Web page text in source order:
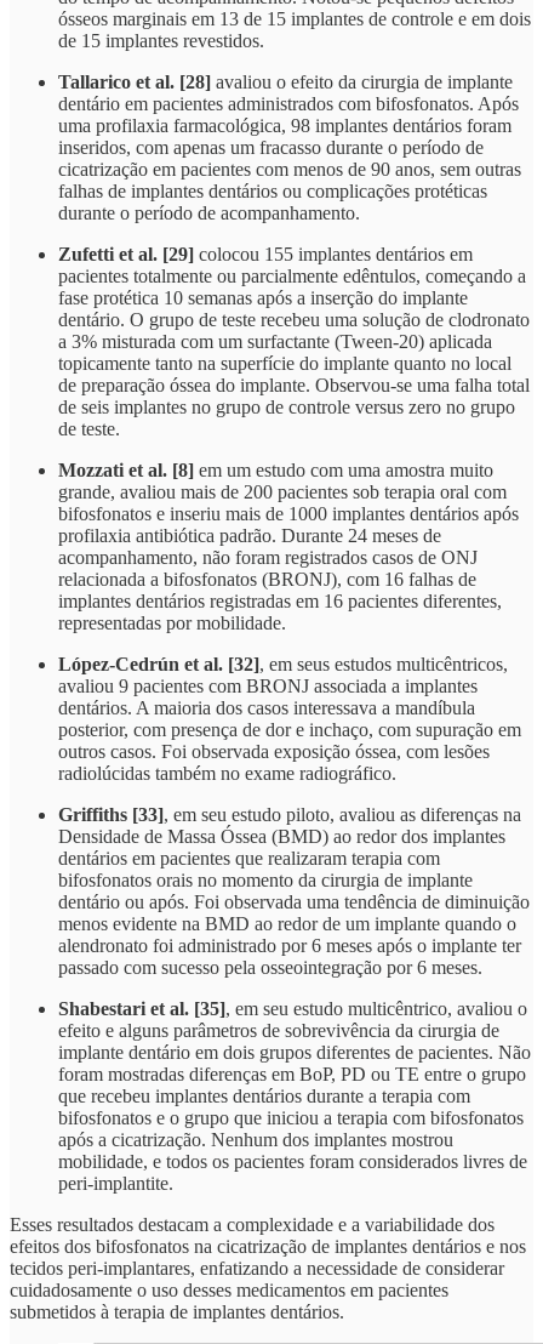
ósseos marginais em 13 de 15 implantes de controle e em dois
de 15 implantes revestidos.
Tallarico et al. [28] avaliou o efeito da cirurgia de implante
dentário em pacientes administrados com bifosfonatos. Após
uma profilaxia farmacológica, 98 implantes dentários foram
inseridos, com apenas um fracasso durante o período de
cicatrização em pacientes com menos de 90 anos, sem outras
falhas de implantes dentários ou complicações protéticas
durante o período de acompanhamento.
Zufetti et al. [29] colocou 155 implantes dentários em
pacientes totalmente ou parcialmente edêntulos, começando a
fase protética 10 semanas após a inserção do implante
dentário. O grupo de teste recebeu uma solução de clodronato
a 3% misturada com um surfactante (Tween-20) aplicada
topicamente tanto na superfície do implante quanto no local
de preparação óssea do implante. Observou-se uma falha total
de seis implantes no grupo de controle versus zero no grupo
de teste.
Mozzati et al. [8] em um estudo com uma amostra muito
grande, avaliou mais de 200 pacientes sob terapia oral com
bifosfonatos e inseriu mais de 1000 implantes dentários após
profilaxia antibiótica padrão. Durante 24 meses de
acompanhamento, não foram registrados casos de ONJ
relacionada a bifosfonatos (BRONJ), com 16 falhas de
implantes dentários registradas em 16 pacientes diferentes,
representadas por mobilidade.
López-Cedrún et al. [32], em seus estudos multicêntricos,
avaliou 9 pacientes com BRONJ associada a implantes
dentários. A maioria dos casos interessava a mandíbula
posterior, com presença de dor e inchaço, com supuração em
outros casos. Foi observada exposição óssea, com lesões
radiolúcidas também no exame radiográfico.
Griffiths [33], em seu estudo piloto, avaliou as diferenças na
Densidade de Massa Óssea (BMD) ao redor dos implantes
dentários em pacientes que realizaram terapia com
bifosfonatos orais no momento da cirurgia de implante
dentário ou após. Foi observada uma tendência de diminuição
menos evidente na BMD ao redor de um implante quando o
alendronato foi administrado por 6 meses após o implante ter
passado com sucesso pela osseointegração por 6 meses.
Shabestari et al. [35], em seu estudo multicêntrico, avaliou o
efeito e alguns parâmetros de sobrevivência da cirurgia de
implante dentário em dois grupos diferentes de pacientes. Não
foram mostradas diferenças em BoP, PD ou TE entre o grupo
que recebeu implantes dentários durante a terapia com
bifosfonatos e o grupo que iniciou a terapia com bifosfonatos
após a cicatrização. Nenhum dos implantes mostrou
mobilidade, e todos os pacientes foram considerados livres de
peri-implantite.
Esses resultados destacam a complexidade e a variabilidade dos
efeitos dos bifosfonatos na cicatrização de implantes dentários e nos
tecidos peri-implantares, enfatizando a necessidade de considerar
cuidadosamente o uso desses medicamentos em pacientes
submetidos à terapia de implantes dentários.